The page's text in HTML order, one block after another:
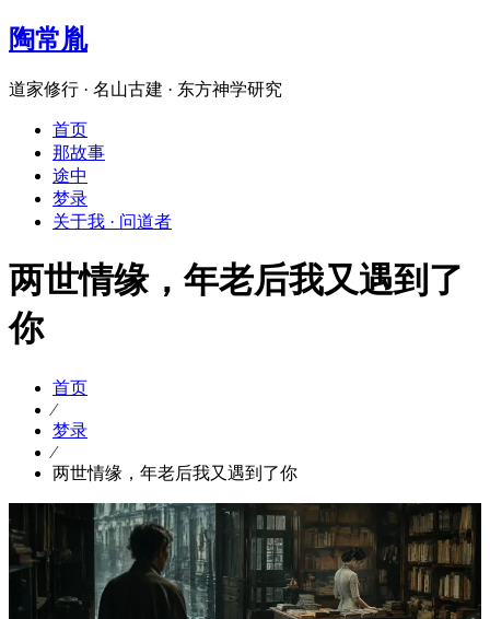
陶常胤
道家修行 · 名山古建 · 东方神学研究
首页
那故事
途中
梦录
关于我 · 问道者
两世情缘，年老后我又遇到了
你
首页
⁄
梦录
⁄
两世情缘，年老后我又遇到了你